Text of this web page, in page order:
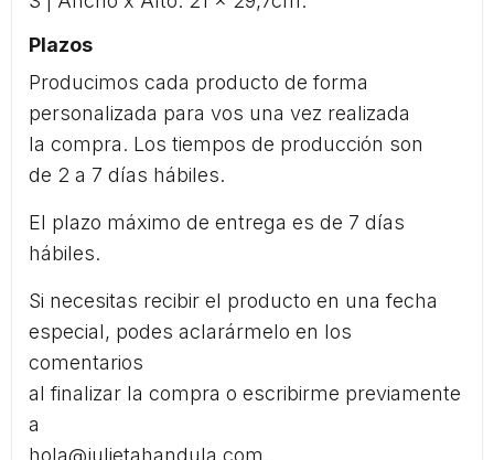
Plazos
Producimos cada producto de forma
personalizada para vos una vez realizada
la compra. Los tiempos de producción son
de 2 a 7 días hábiles.
El plazo máximo de entrega es de 7 días
hábiles.
Si necesitas recibir el producto en una fecha
especial, podes aclarármelo en los
comentarios
al finalizar la compra o escribirme previamente
a
hola@julietahandula.com.